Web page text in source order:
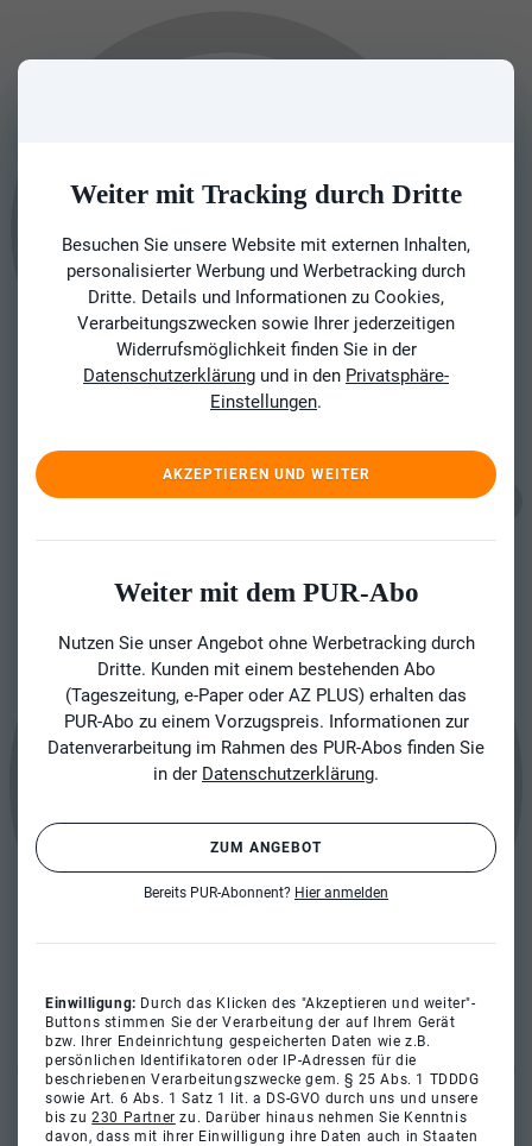
Weiter mit Tracking durch Dritte
Besuchen Sie unsere Website mit externen Inhalten,
personalisierter Werbung und Werbetracking durch
Dritte. Details und Informationen zu Cookies,
Verarbeitungszwecken sowie Ihrer jederzeitigen
Widerrufsmöglichkeit finden Sie in der
Datenschutzerklärung und in den Privatsphäre-
Einstellungen.
AKZEPTIEREN UND WEITER
Weiter mit dem PUR-Abo
Nutzen Sie unser Angebot ohne Werbetracking durch
Dritte. Kunden mit einem bestehenden Abo
(Tageszeitung, e-Paper oder AZ PLUS) erhalten das
PUR-Abo zu einem Vorzugspreis. Informationen zur
Datenverarbeitung im Rahmen des PUR-Abos finden Sie
in der Datenschutzerklärung.
ZUM ANGEBOT
Bereits PUR-Abonnent? Hier anmelden
Einwilligung: Durch das Klicken des "Akzeptieren und weiter"-
Buttons stimmen Sie der Verarbeitung der auf Ihrem Gerät
bzw. Ihrer Endeinrichtung gespeicherten Daten wie z.B.
persönlichen Identifikatoren oder IP-Adressen für die
beschriebenen Verarbeitungszwecke gem. § 25 Abs. 1 TDDDG
sowie Art. 6 Abs. 1 Satz 1 lit. a DS-GVO durch uns und unsere
bis zu230 Partner zu. Darüber hinaus nehmen Sie Kenntnis
davon, dass mit ihrer Einwilligung ihre Daten auch in Staaten